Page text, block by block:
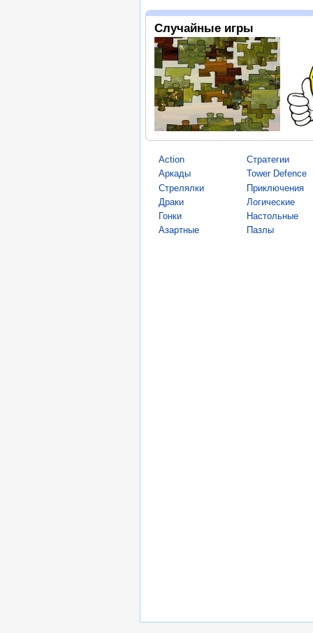
Случайные игры
Action
Аркады
Стрелялки
Драки
Гонки
Азартные
Стратегии
Tower Defence
Приключения
Логические
Настольные
Пазлы